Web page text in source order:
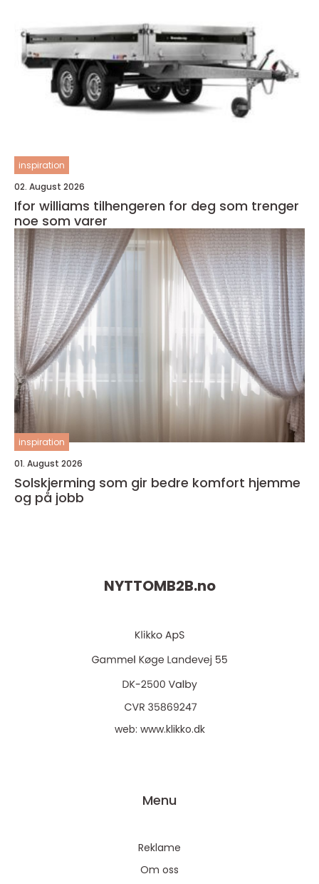
inspiration
02. August 2026
Ifor williams tilhengeren for deg som trenger
noe som varer
inspiration
01. August 2026
Solskjerming som gir bedre komfort hjemme
og på jobb
NYTTOMB2B.no
web: www.klikko.dk
Menu
Reklame
Om oss